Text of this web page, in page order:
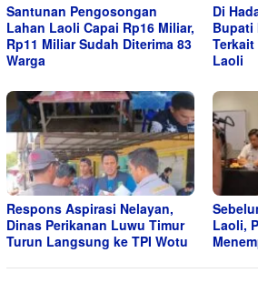
Santunan Pengosongan
Lahan Laoli Capai Rp16 Miliar,
Rp11 Miliar Sudah Diterima 83
Warga
Di
Bupati
Laoli
Respons Aspirasi Nelayan,
Dinas Perikanan Luwu Timur
Turun Langsung ke TPI Wotu
Laoli,